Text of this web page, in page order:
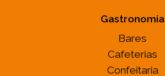
Gastronomia
Bares
Cafeterias
Confeitaria